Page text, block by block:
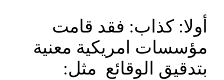
أولا: كذاب: فقد قامت
مؤسسات امريكية معنية
بتدقيق الوقائع مثل: